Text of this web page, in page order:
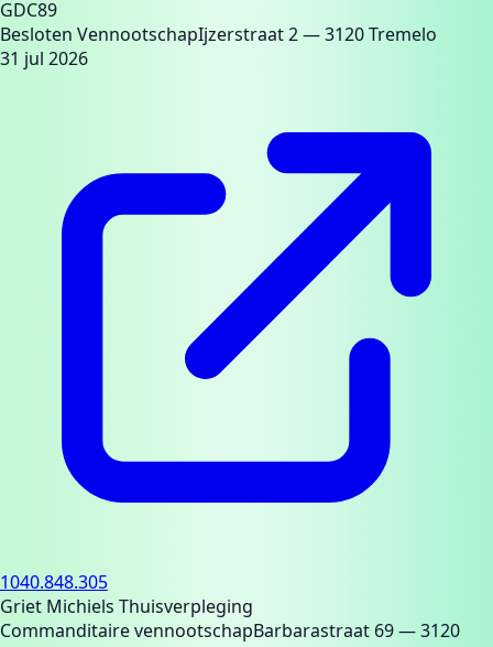
GDC89
Besloten VennootschapIjzerstraat 2— 3120 Tremelo
31 jul 2026
1040.848.305
Griet Michiels Thuisverpleging
Commanditaire vennootschapBarbarastraat 69— 3120